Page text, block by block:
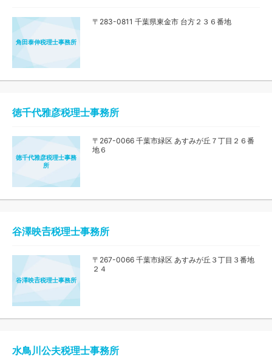
角田泰伸税理士事務所
〒283-0811 千葉県東金市 台方２３６番地
徳千代雅彦税理士事務所
徳千代雅彦税理士事務
所
〒267-0066 千葉市緑区 あすみが丘７丁目２６番
地６
谷澤映𠮷税理士事務所
谷澤映𠮷税理士事務所
〒267-0066 千葉市緑区 あすみが丘３丁目３番地
２４
水鳥川公夫税理士事務所